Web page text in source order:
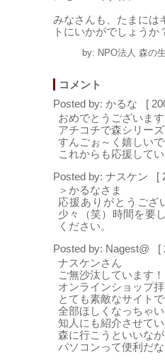
みなさんも、たまには
トにいかがでしょうか
by: NPO法人 森の
コメント
Posted by: かるな [
おめでとうございま
アチコチで森シリー
すんごぉ～く嬉しい
これからも応援して
Posted by: ナスケン [
＞かるなさま
応援ありがとうござ
少々（笑）時間を要
ください。
Posted by: Nagest@ [
ナスケンさん
ご無沙汰しています！
オンラインショップ
とても素敵なサイト
全部ほしくなっちゃ
知人にも紹介させて
森に行こうといいな
パソコンって便利だ